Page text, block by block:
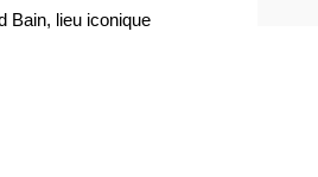
Bain, lieu iconique